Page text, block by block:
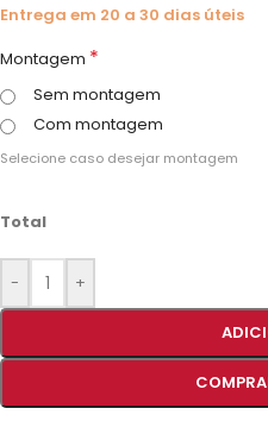
Entrega em 20 a 30 dias úteis
Montagem *
Sem montagem
Com montagem
Selecione caso desejar montagem
Total
- +